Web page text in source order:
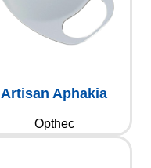
Artisan Aphakia
Opthec